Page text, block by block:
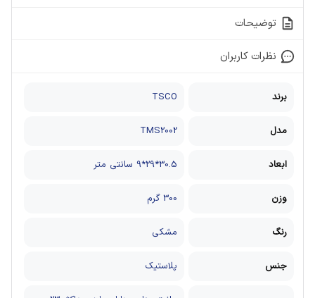
توضیحات
نظرات کاربران
برند TSCO
مدل TMS2002
ابعاد 30.5*29*9 سانتی متر
وزن 300 گرم
رنگ مشکی
جنس پلاستیک